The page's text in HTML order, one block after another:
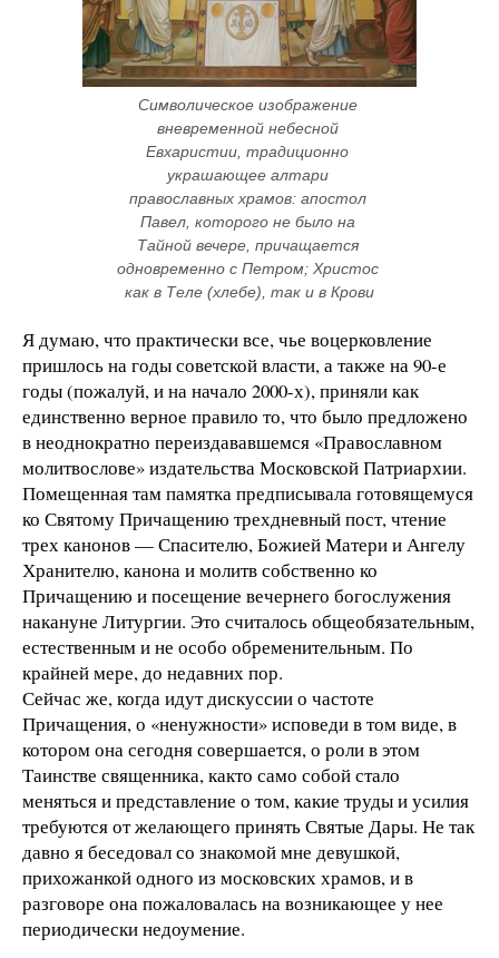
Символическое изображение
вневременной небесной
Евхаристии, традиционно
украшающее алтари
православных храмов: апостол
Павел, которого не было на
Тайной вечере, причащается
одновременно с Петром; Христос
как в Теле (хлебе), так и в Крови
Я думаю, что практически все, чье воцерковление
пришлось на годы советской власти, а также на 90-е
годы (пожалуй, и на начало 2000-х), приняли как
единственно верное правило то, что было предложено
в неоднократно переиздававшемся «Православном
молитвослове» издательства Московской Патриархии.
Помещенная там памятка предписывала готовящемуся
ко Святому Причащению трехдневный пост, чтение
трех канонов — Спасителю, Божией Матери и Ангелу
Хранителю, канона и молитв собственно ко
Причащению и посещение вечернего богослужения
накануне Литургии. Это считалось общеобязательным,
естественным и не особо обременительным. По
крайней мере, до недавних пор.
Сейчас же, когда идут дискуссии о частоте
Причащения, о «ненужности» исповеди в том виде, в
котором она сегодня совершается, о роли в этом
Таинстве священника, как­то само собой стало
меняться и представление о том, какие труды и усилия
требуются от желающего принять Святые Дары. Не так
давно я беседовал со знакомой мне девушкой,
прихожанкой одного из московских храмов, и в
разговоре она пожаловалась на возникающее у нее
периодически недоумение.